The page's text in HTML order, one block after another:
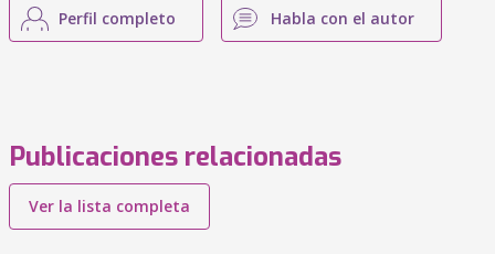
Perfil completo Habla con el autor
Publicaciones relacionadas
Ver la lista completa